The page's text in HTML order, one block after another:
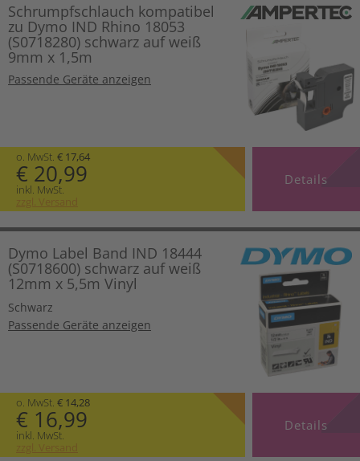
Schrumpfschlauch kompatibel
zu Dymo IND Rhino 18053
(S0718280) schwarz auf weiß
9mm x 1,5m
Passende Geräte anzeigen
o. MwSt. € 17,64
€ 20,99
inkl. MwSt.
zzgl. Versand
Details
Dymo Label Band IND 18444
(S0718600) schwarz auf weiß
12mm x 5,5m Vinyl
Schwarz
Passende Geräte anzeigen
o. MwSt. € 14,28
€ 16,99
inkl. MwSt.
zzgl. Versand
Details